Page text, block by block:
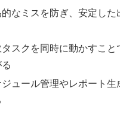
的なミスを防ぎ、安定した
スクを同時に動かすこと
る
ジュール管理やレポート生